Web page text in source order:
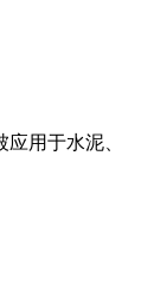
用于水泥、